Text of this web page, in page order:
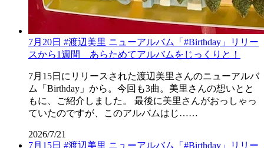
7月20日 #渡辺美里 ニューアルバム「#Birthday」リリー
スから1週間 あらためてアルバムをじっくりと！
7月15日にリリースされた渡辺美里さんのニューアルバ
ム「Birthday」から。今回も3曲。美里さんの想いとと
もに、ご紹介しました。 最後に美里さんがおっしゃっ
ていたのですが、このアルバムはじ……
2026/7/21
7月15日 #渡辺美里 ニューアルバム「#Birthday」リリー